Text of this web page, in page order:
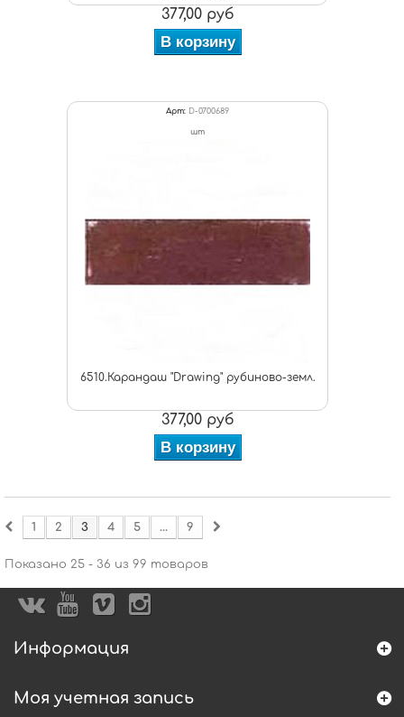
377,00 руб
В корзину
Арт: D-0700689
шт
6510.Карандаш "Drawing" рубиново-земл.
377,00 руб
В корзину
1 2 3 4 5 ... 9
Показано 25 - 36 из 99 товаров
Информация
Моя учетная запись